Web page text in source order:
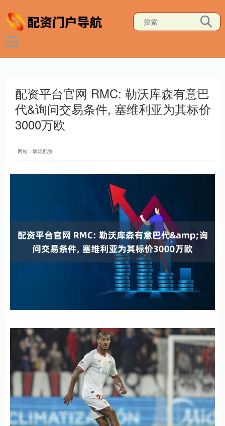
配资平台官网 RMC: 勒沃库森有意巴
代&询问交易条件, 塞维利亚为其标价
3000万欧
网站：辉煌配资